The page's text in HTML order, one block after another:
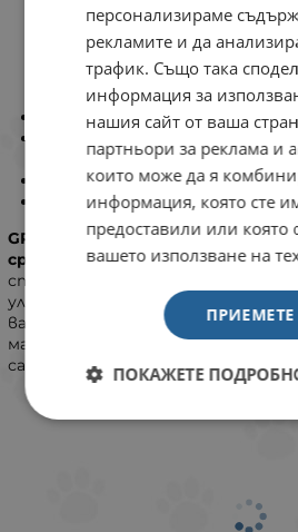
Сликер четка за кучета и
Перфектно премахва
подкосъма на вашия любимец
Идеална за животни със
Малка четка включена в
GRO 5948 е сликер четка за
средна и дълга козина,
стоманени игли, които
улеснявайки финалното
вашия любимец. В комплекта ще
малка четка за премахване на
самата четка.
персонализираме
рекламите и да
трафик. Също така
информация за
нашия сайт от ваша
партньори за реклама и
които може да я
информация, която сте
предоставили или която
вашето използване на
ПОКАЖЕТЕ